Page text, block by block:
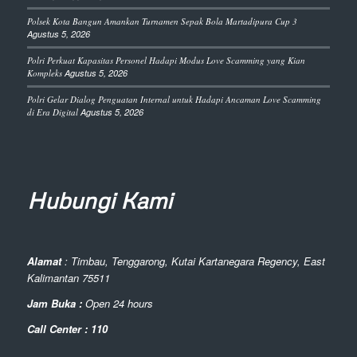
Polsek Kota Bangun Amankan Turnamen Sepak Bola Martadipura Cup 3
Agustus 5, 2026
Polri Perkuat Kapasitas Personel Hadapi Modus Love Scamming yang Kian
Kompleks Agustus 5, 2026
Polri Gelar Dialog Penguatan Internal untuk Hadapi Ancaman Love Scamming
di Era Digital Agustus 5, 2026
Hubungi Kami
Alamat: Timbau, Tenggarong, Kutai Kartanegara Regency, East
Kalimantan 75511
Jam Buka : Open 24 hours
Call Center : 110